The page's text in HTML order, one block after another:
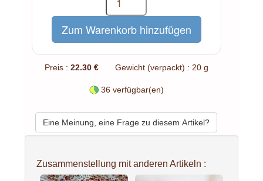
Preis : 22.30 € Gewicht (verpackt) : 20 g
36 verfügbar(en)
Eine Meinung, eine Frage zu diesem Artikel?
Zusammenstellung mit anderen Artikeln :